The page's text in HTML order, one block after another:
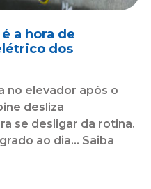
a hora de
dos
no elevador após o
desliza
se desligar da rotina.
ao dia... Saiba